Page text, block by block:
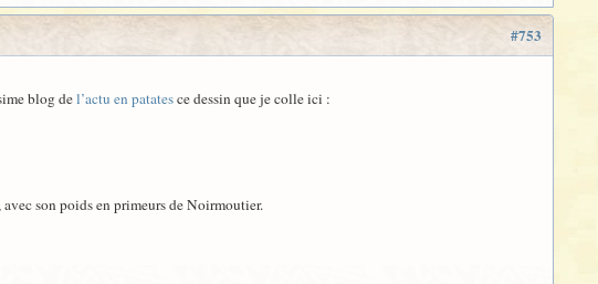
#753
blog del’actu en patatesce dessin que je colle ici :
son poids en primeurs de Noirmoutier.